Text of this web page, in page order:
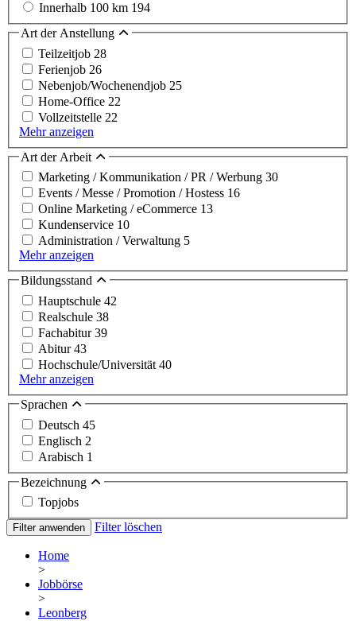
Innerhalb 100 km 194
Art der Anstellung
Teilzeitjob 28
Ferienjob 26
Nebenjob/Wochenendjob 25
Home-Office 22
Vollzeitstelle 22
Mehr anzeigen
Art der Arbeit
Marketing / Kommunikation / PR / Werbung 30
Events / Messe / Promotion / Hostess 16
Online Marketing / eCommerce 13
Kundenservice 10
Administration / Verwaltung 5
Mehr anzeigen
Bildungsstand
Hauptschule 42
Realschule 38
Fachabitur39
Abitur43
Hochschule/Universität 40
Mehr anzeigen
Sprachen
Deutsch 45
Englisch 2
Arabisch 1
Bezeichnung
Topjobs
Filter anwenden Filter löschen
Home
>
Jobbörse
>
Leonberg